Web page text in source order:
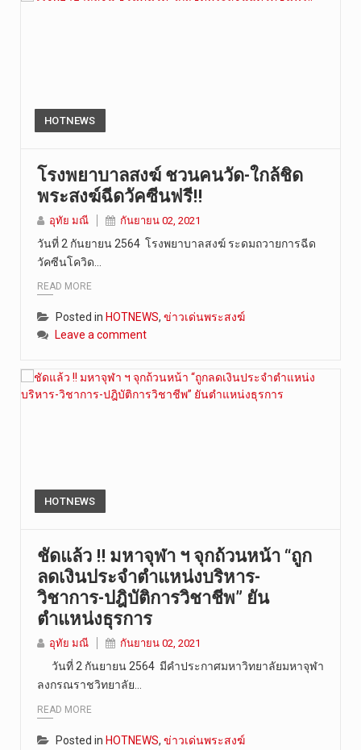
HOTNEWS
โรงพยาบาลสงฆ์ ชวนคนวัด-ใกล้ชิด
พระสงฆ์ฉีดวัคซีนฟรี!!
อุทัย มณี กันยายน 02, 2021
วันที่ 2 กันยายน 2564 โรงพยาบาลสงฆ์ ระดมถวายการฉีด
วัคซีนโควิด…
READ MORE
Posted in HOTNEWS, ข่าวเด่นพระสงฆ์
Leave a comment
HOTNEWS
ชัดแล้ว !! มหาจุฬา ฯ จุกถ้วนหน้า “ถูก
ลดเงินประจำตำแหน่งบริหาร-
วิชาการ-ปฎิบัติการวิชาชีพ” ยัน
ตำแหน่งธุรการ
อุทัย มณี กันยายน 02, 2021
วันที่ 2 กันยายน 2564 มีคำประกาศมหาวิทยาลัยมหาจุฬา
ลงกรณราชวิทยาลัย…
READ MORE
Posted in HOTNEWS, ข่าวเด่นพระสงฆ์